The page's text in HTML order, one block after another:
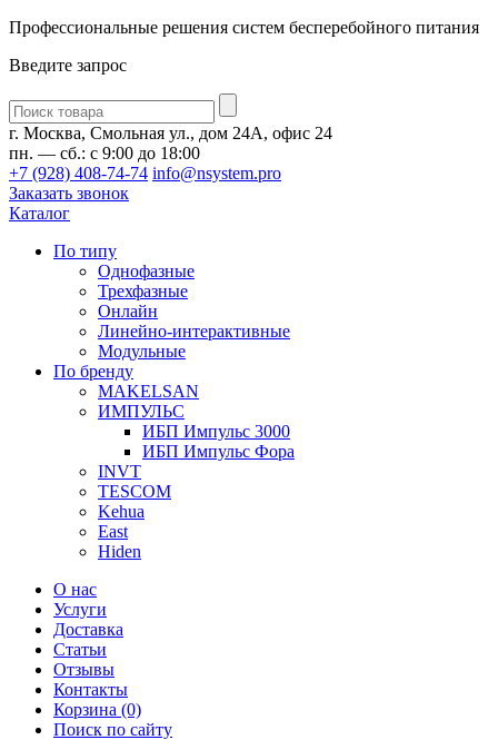
Профессиональные решения систем бесперебойного питания
Введите запрос
Введите
запрос
г. Москва, Смольная ул., дом 24А, офис 24
пн. — сб.: с 9:00 до 18:00
+7 (928) 408-74-74 info@nsystem.pro
Заказать звонок
Каталог
По типу
Однофазные
Трехфазные
Онлайн
Линейно-интерактивные
Модульные
По бренду
MAKELSAN
ИМПУЛЬС
ИБП Импульс 3000
ИБП Импульс Фора
INVT
TESCOM
Kehua
East
Hiden
О нас
Услуги
Доставка
Статьи
Отзывы
Контакты
Корзина (0)
Поиск по сайту